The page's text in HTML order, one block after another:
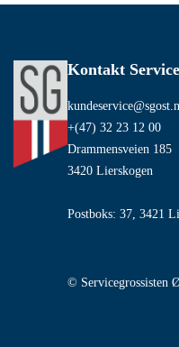
Kontakt
+(47) 32 23 12 00
Drammensveien 185
3420 Lierskogen
Postboks: 37, 3421
© Servicegrossisten